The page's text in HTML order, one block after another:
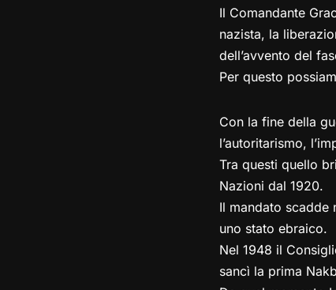
Il Comandante
nazista, la
dell’avvento del
Per questo
Con la fine della
l’autoritarismo,
Tra questi quello
Nazioni dal 1920.
Il mandato scadde
uno stato ebraico.
Nel 1948 il
sancì la prima